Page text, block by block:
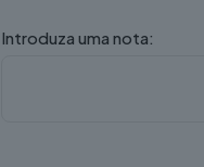
31
Introduza uma nota: